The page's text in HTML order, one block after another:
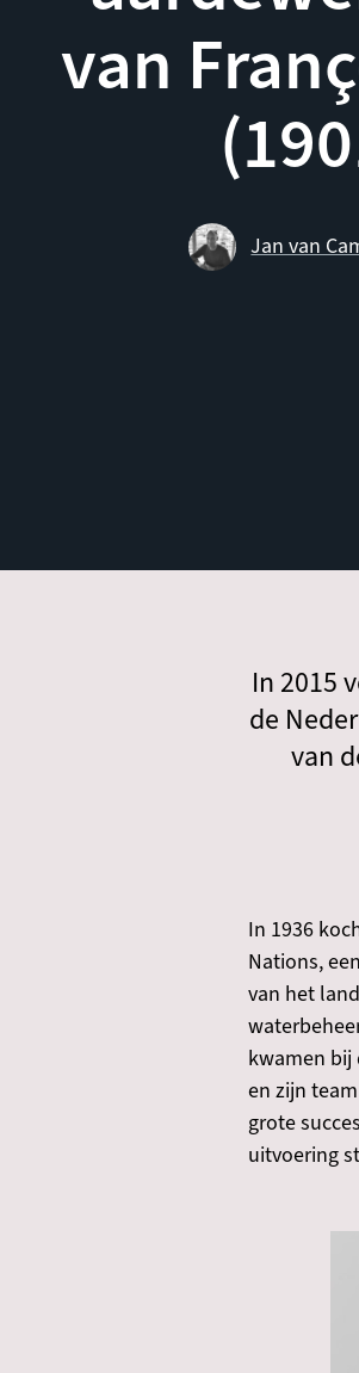
van
Jan van
In 2015
de
van
In 1936
Nations,
van het
kwamen bij
en zijn
grote
uitvoering